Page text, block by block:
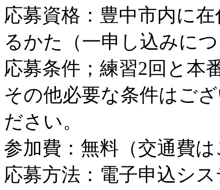
応募資格：豊中市内に
るかた（一申し込みに
応募条件；練習2回と本
その他必要な条件はご
ださい。
参加費：無料（交通費
応募方法：電子申込シ